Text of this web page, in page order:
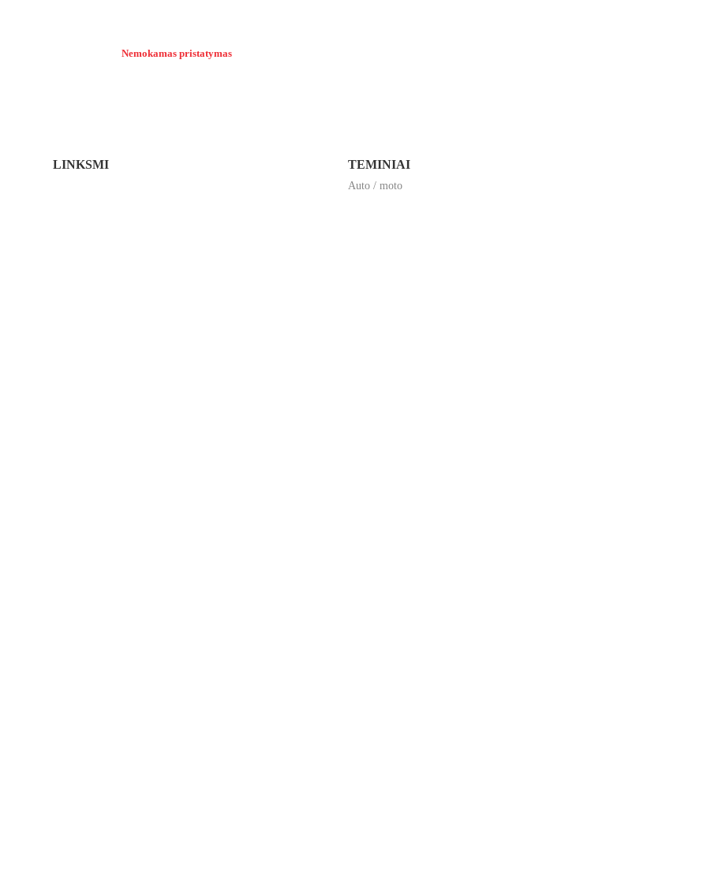
Nemokamas pristatymas
LINKSMI TEMINIAI
Auto / moto